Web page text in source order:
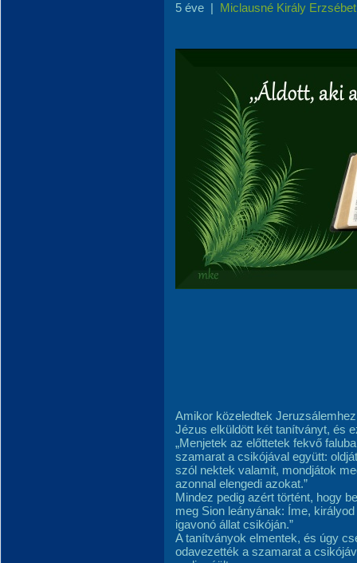
5 éve | Miclausné Király Erzsébet
Amikor közeledtek
Jézus elküldött két tanítványt, és
„Menjetek az előttetek fekvő
szamarat a csikójával együtt:
szól nektek valamit, mondjátok
azonnal elengedi azokat.”
Mindez pedig azért történt, hogy
meg Sion leányának: Íme,
igavonó állat csikóján.”
A tanítványok elmentek, és úgy
odavezették a szamarat a